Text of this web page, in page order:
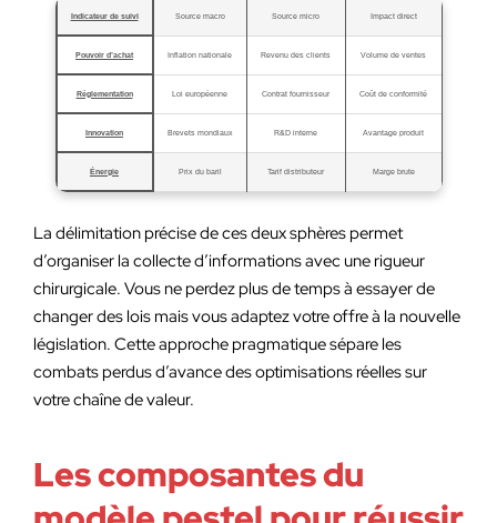
Indicateur de suivi Source macro Source micro Impact direct
Pouvoir d’achat Inflation nationale Revenu des clients Volume de ventes
Réglementation Loi européenne Contrat fournisseur Coût de conformité
Innovation Brevets mondiaux R&D interne Avantage produit
Énergie Prix du baril Tarif distributeur Marge brute
La délimitation précise de ces deux sphères permet
d’organiser la collecte d’informations avec une rigueur
chirurgicale. Vous ne perdez plus de temps à essayer de
changer des lois mais vous adaptez votre offre à la nouvelle
législation. Cette approche pragmatique sépare les
combats perdus d’avance des optimisations réelles sur
votre chaîne de valeur.
Les composantes du